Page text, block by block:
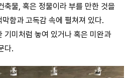
축물, 혹은 정물이라 부를 만한 것을
함과 고독감 속에 펼쳐져 있다.
기미처럼 놓여 있거나 혹은 미완과
다.